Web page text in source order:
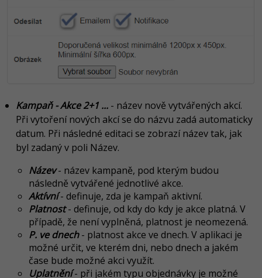
Kampaň - Akce 2+1 ... - název nově vytvářených akcí.
Při vytoření nových akcí se do názvu zadá automaticky
datum. Při následné editaci se zobrazí název tak, jak
byl zadaný v poli Název.
Název- název kampaně, pod kterým budou
následně vytvářené jednotlivé akce.
Aktívní- definuje, zda je kampaň aktivní.
Platnost- definuje, od kdy do kdy je akce platná. V
případě, že není vyplněná, platnost je neomezená.
P. ve dnech- platnost akce ve dnech. V aplikaci je
možné určit, ve kterém dni, nebo dnech a jakém
čase bude možné akci využít.
Uplatnění- při jakém typu objednávky je možné